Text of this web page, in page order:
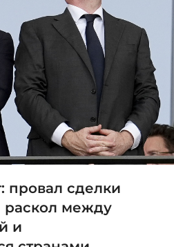
провал сделки
между
и